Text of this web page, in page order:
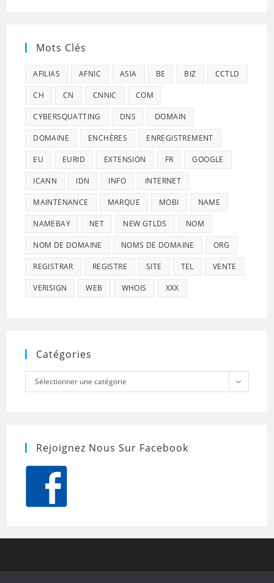
Mots Clés
AFILIAS AFNIC ASIA BE BIZ CCTLD
CH CN CNNIC COM
CYBERSQUATTING DNS DOMAIN
DOMAINE ENCHÈRES ENREGISTREMENT
EU EURID EXTENSION FR GOOGLE
ICANN IDN INFO INTERNET
MAINTENANCE MARQUE MOBI NAME
NAMEBAY NET NEW GTLDS NOM
NOM DE DOMAINE NOMS DE DOMAINE ORG
REGISTRAR REGISTRE SITE TEL VENTE
VERISIGN WEB WHOIS XXX
Catégories
Catégories
Sélectionner une catégorie
Rejoignez Nous Sur Facebook